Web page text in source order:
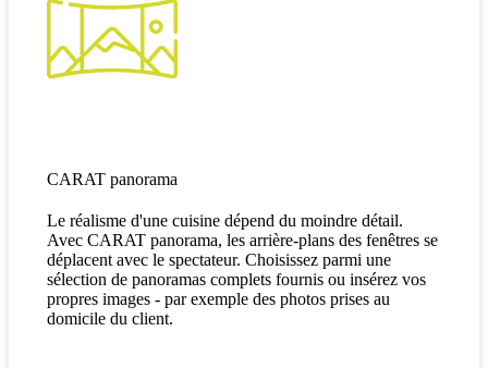
CARAT panorama
Le réalisme d'une cuisine dépend du moindre détail.
Avec CARAT panorama, les arrière-plans des fenêtres se
déplacent avec le spectateur. Choisissez parmi une
sélection de panoramas complets fournis ou insérez vos
propres images - par exemple des photos prises au
domicile du client.